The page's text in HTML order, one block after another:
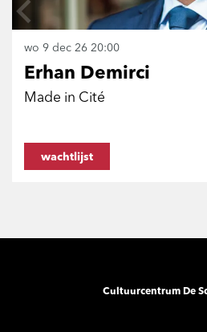
Erhan Demirci
Made in Cité
wo 9 dec 26 20:00
wachtlijst
Cultuurcentrum De